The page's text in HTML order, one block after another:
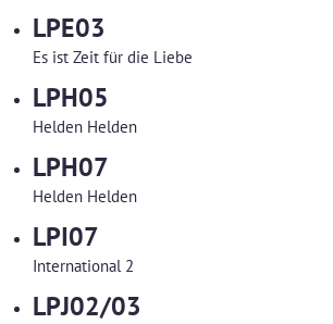
LPE03
Es ist Zeit für die Liebe
LPH05
Helden Helden
LPH07
Helden Helden
LPI07
International 2
LPJ02/03